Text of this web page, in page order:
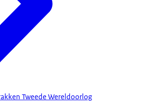
Tweede Wereldoorlog